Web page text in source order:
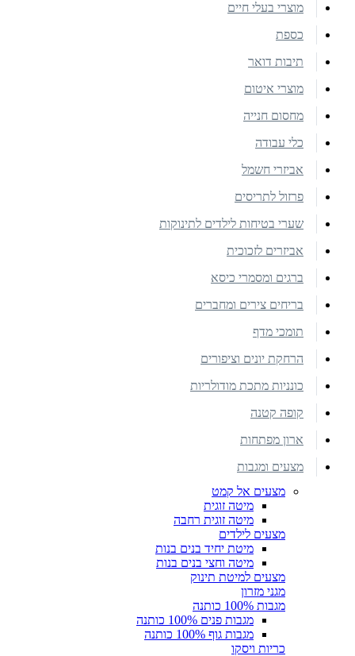
מוצרי בעלי חיים
כספת
תיבות דואר
מוצרי איטום
מחסום חנייה
כלי עבודה
אביזרי חשמל
פרזול לתריסים
שערי בטיחות לילדים לתינוקות
אביזרים לזכוכית
ברגים ומסמרי כיסא
בריחים צירים ומחברים
תומכי מדף
הרחקת יונים וציפורים
כונניות מתכת מודולריות
קופה קטנה
ארון מפתחות
מצעים ומגבות
מצעים אל קמט
מיטה זוגית
מיטה זוגית רחבה
מצעים לילדים
מיטת יחיד בנים בנות
מיטה וחצי בנים בנות
מצעים למיטת תינוק
מגני מזרון
מגבות 100% כותנה
מגבות פנים 100% כותנה
מגבות גוף 100% כותנה
כריות ויסקו